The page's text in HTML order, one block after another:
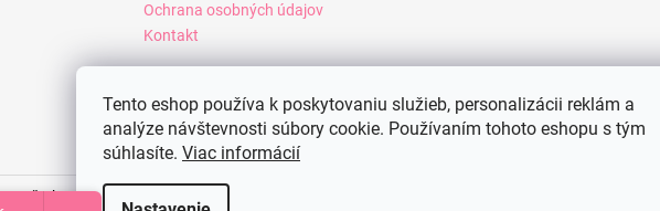
Tento eshop používa k poskytovaniu služieb, personalizácii reklám a
analýze návštevnosti súbory cookie. Používaním tohoto eshopu s tým
súhlasíte. Viac informácií
Ochrana osobných údajov
Kontakt
. Všetky práva vyhradené.